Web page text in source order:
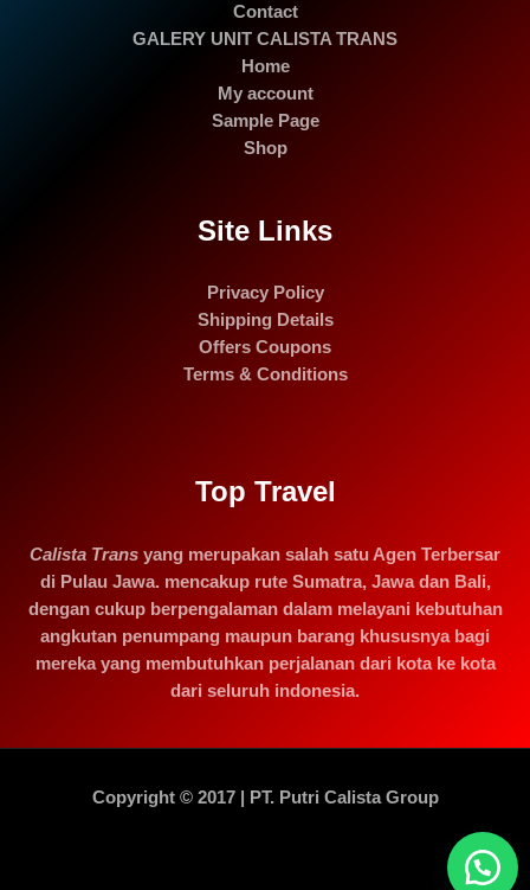
Contact
GALERY UNIT CALISTA TRANS
Home
My account
Sample Page
Shop
Site Links
Privacy Policy
Shipping Details
Offers Coupons
Terms & Conditions
Top Travel
Calista Trans yang merupakan salah satu Agen Terbersar
di Pulau Jawa. mencakup rute Sumatra, Jawa dan Bali,
dengan cukup berpengalaman dalam melayani kebutuhan
angkutan penumpang maupun barang khususnya bagi
mereka yang membutuhkan perjalanan dari kota ke kota
dari seluruh indonesia.
Copyright © 2017 | PT. Putri Calista Group